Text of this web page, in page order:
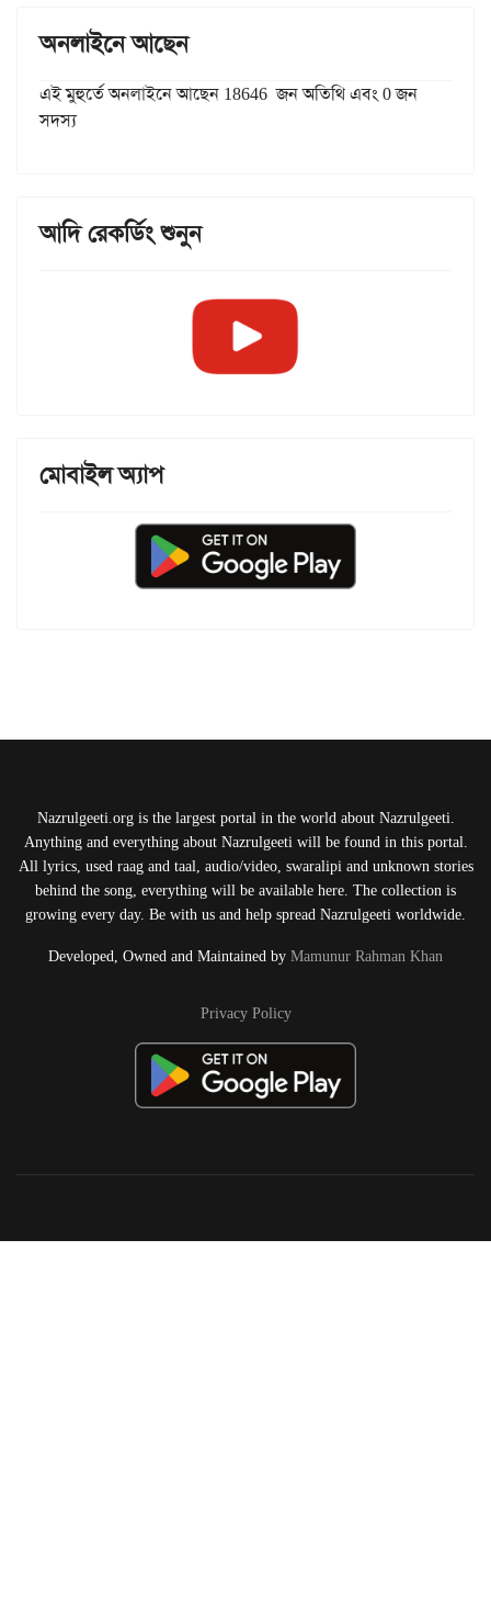
অনলাইনে আছেন
এই মুহুর্তে অনলাইনে আছেন 18646 জন অতিথি এবং 0 জন
সদস্য
আদি রেকর্ডিং শুনুন
মোবাইল অ্যাপ
Nazrulgeeti.org is the largest portal in the world about Nazrulgeeti.
Anything and everything about Nazrulgeeti will be found in this portal.
All lyrics, used raag and taal, audio/video, swaralipi and unknown stories
behind the song, everything will be available here. The collection is
growing every day. Be with us and help spread Nazrulgeeti worldwide.
Developed, Owned and Maintained by Mamunur Rahman Khan
Privacy Policy